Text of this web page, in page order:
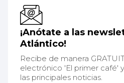
¡Anótate a las
Atlántico!
Recibe de manera
electrónico 'El primer café'
las principales noticias.